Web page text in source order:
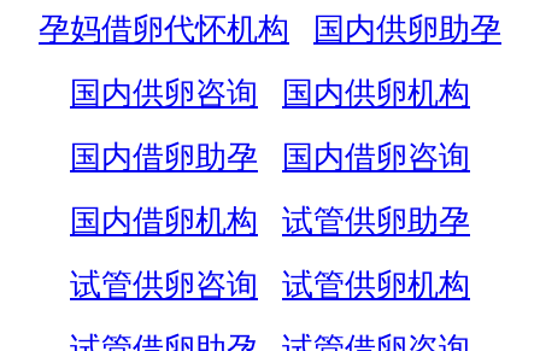
孕妈借卵代怀机构
国内供卵助孕
国内供卵咨询
国内供卵机构
国内借卵助孕
国内借卵咨询
国内借卵机构
试管供卵助孕
试管供卵咨询
试管供卵机构